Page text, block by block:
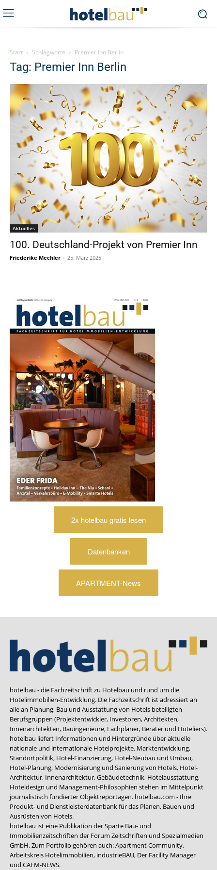
Start Schlagworte Premier Inn Berlin
Tag: Premier Inn Berlin
Aktuelles
100. Deutschland-Projekt von Premier Inn
Friederike Mechler - 25. März 2025
2x hotelbau gratis lesen
Datenbanken
APARTMENT-News
hotelbau - die Fachzeitschrift zu Hotelbau und rund um die
Hotelimmobilien-Entwicklung. Die Fachzeitschrift ist adressiert an
alle an Planung, Bau und Ausstattung von Hotels beteiligten
Berufsgruppen (Projektentwickler, Investoren, Architekten,
Innenarchitekten, Bauingenieure, Fachplaner, Berater und Hoteliers).
hotelbau liefert Informationen und Hintergründe über aktuelle
nationale und internationale Hotelprojekte. Marktentwicklung,
Standortpolitik, Hotel-Finanzierung, Hotel-Neubau und Umbau,
Hotel-Planung, Modernisierung und Sanierung von Hotels, Hotel-
Architektur, Innenarchitektur, Gebäudetechnik, Hotelausstattung,
Hoteldesign und Management-Philosophien stehen im Mittelpunkt
journalistisch fundierter Objektreportagen. hotelbau.com - Ihre
Produkt- und Dienstleisterdatenbank für das Planen, Bauen und
Ausrüsten von Hotels.
hotelbau ist eine Publikation der Sparte Bau- und
Immobilienzeitschriften der Forum Zeitschriften und Spezialmedien
GmbH. Zum Portfolio gehören auch:Apartment Community,
Arbeitskreis Hotelimmobilien, industrieBAU, Der Facility Manager
und CAFM-NEWS.